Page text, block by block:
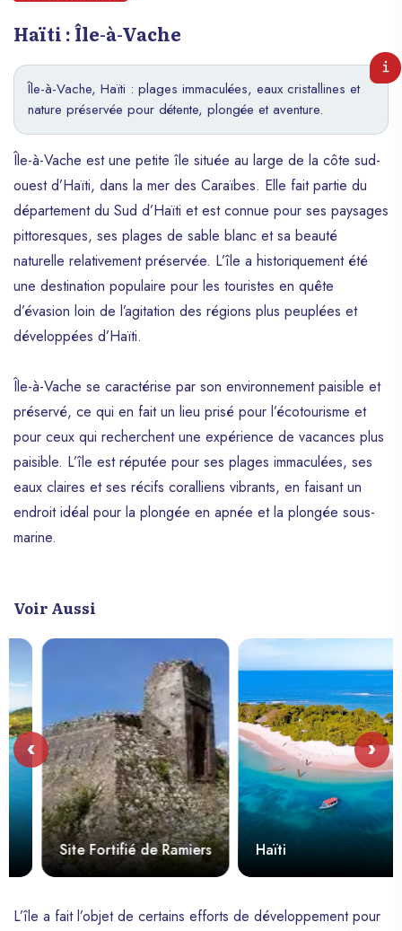
Haïti : Île-à-Vache
Île-à-Vache, Haïti : plages immaculées, eaux cristallines et
nature préservée pour détente, plongée et aventure.
Île-à-Vache est une petite île située au large de la côte sud-
ouest d’Haïti, dans la mer des Caraïbes. Elle fait partie du
département du Sud d’Haïti et est connue pour ses paysages
pittoresques, ses plages de sable blanc et sa beauté
naturelle relativement préservée. L’île a historiquement été
une destination populaire pour les touristes en quête
d’évasion loin de l’agitation des régions plus peuplées et
développées d’Haïti.
Île-à-Vache se caractérise par son environnement paisible et
préservé, ce qui en fait un lieu prisé pour l’écotourisme et
pour ceux qui recherchent une expérience de vacances plus
paisible. L’île est réputée pour ses plages immaculées, ses
eaux claires et ses récifs coralliens vibrants, en faisant un
endroit idéal pour la plongée en apnée et la plongée sous-
marine.
Voir Aussi
Site Fortifié de Ramiers Haïti
‹ ›
L’île a fait l’objet de certains efforts de développement pour